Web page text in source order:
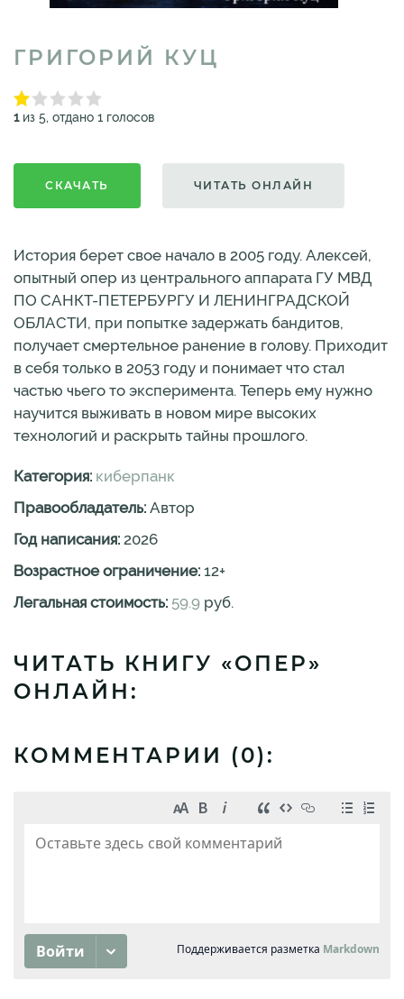
ГРИГОРИЙ КУЦ
1из 5, отдано 1 голосов
СКАЧАТЬ ЧИТАТЬ ОНЛАЙН
История берет свое начало в 2005 году. Алексей,
опытный опер из центрального аппарата ГУ МВД
ПО САНКТ-ПЕТЕРБУРГУ И ЛЕНИНГРАДСКОЙ
ОБЛАСТИ, при попытке задержать бандитов,
получает смертельное ранение в голову. Приходит
в себя только в 2053 году и понимает что стал
частью чьего то эксперимента. Теперь ему нужно
научится выживать в новом мире высоких
технологий и раскрыть тайны прошлого.
Категория: киберпанк
Правообладатель: Автор
Год написания: 2026
Возрастное ограничение: 12+
Легальная стоимость: 59.9 руб.
ЧИТАТЬ КНИГУ «ОПЕР»
ОНЛАЙН:
КОММЕНТАРИИ (0):